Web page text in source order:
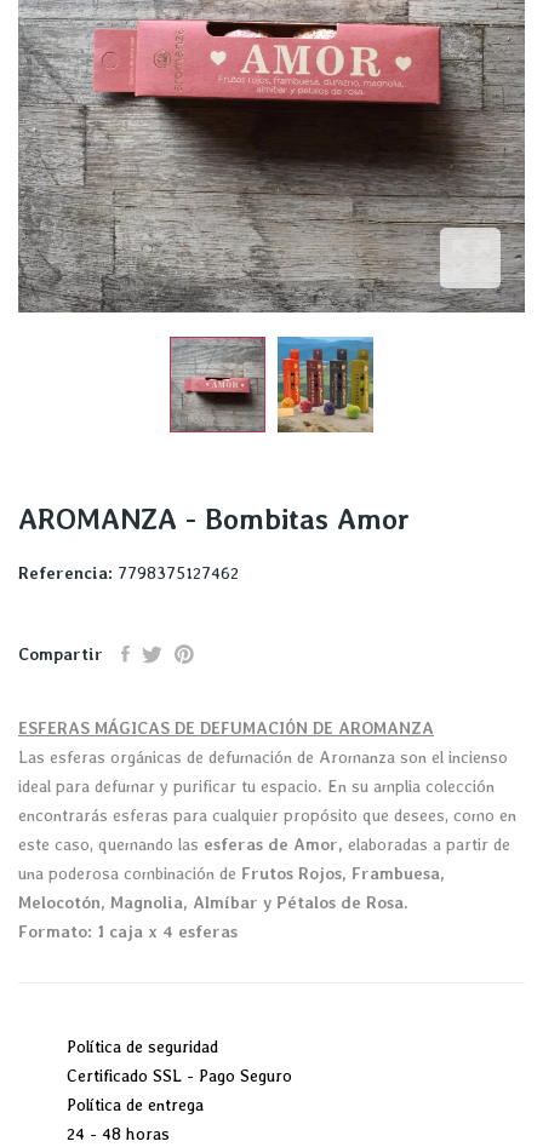
AROMANZA - Bombitas Amor
Referencia: 7798375127462
Compartir
ESFERAS MÁGICAS DE DEFUMACIÓN DE AROMANZA
Las esferas orgánicas de defumación de Aromanza son el incienso
ideal para defumar y purificar tu espacio. En su amplia colección
encontrarás esferas para cualquier propósito que desees, como en
este caso, quemando las esferas de Amor, elaboradas a partir de
una poderosa combinación de Frutos Rojos, Frambuesa,
Melocotón, Magnolia, Almíbar y Pétalos de Rosa.
Formato: 1 caja x 4 esferas
Política de seguridad
Certificado SSL - Pago Seguro
Política de entrega
24 - 48 horas